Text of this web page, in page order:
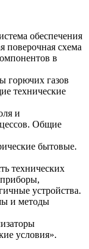
обеспечения
поверочная схема
в
горючих газов
технические
и
Общие
бытовые.
технических
устройства.
и методы
условия».